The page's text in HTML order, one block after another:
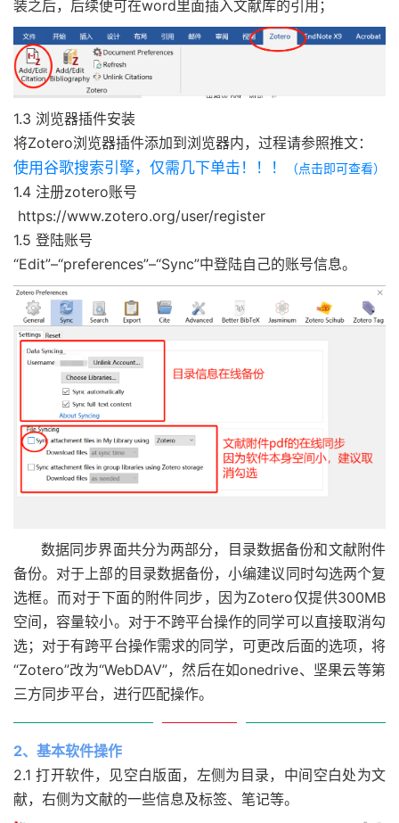
装之后，后续便可在word里面插入文献库的引用；
1.3 浏览器插件安装
将Zotero浏览器插件添加到浏览器内，过程请参照推文：
使用谷歌搜索引擎，仅需几下单击！！！
（点击即可查看）
1.4 注册zotero账号
https://www.zotero.org/user/register
1.5 登陆账号
“Edit”–“preferences”–“Sync”中登陆自己的账号信息。
数据同步界面共分为两部分，目录数据备份和文献附件
备份。对于上部的目录数据备份，小编建议同时勾选两个复
选框。而对于下面的附件同步，因为Zotero仅提供300MB
空间，容量较小。对于不跨平台操作的同学可以直接取消勾
选；对于有跨平台操作需求的同学，可更改后面的选项，将
“Zotero”改为“WebDAV”，然后在如onedrive、坚果云等第
三方同步平台，进行匹配操作。
2、基本软件操作
2.1 打开软件，见空白版面，左侧为目录，中间空白处为文
献，右侧为文献的一些信息及标签、笔记等。